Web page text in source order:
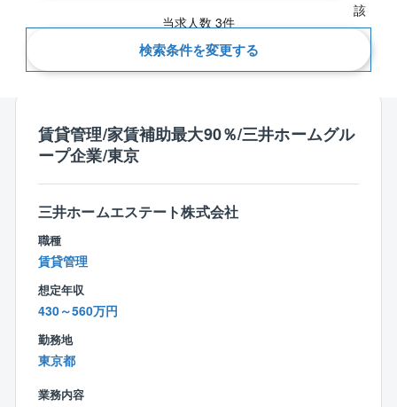
該
当求人数 3件
検索条件を変更する
新着順
賃貸管理/家賃補助最大90％/三井ホームグル
ープ企業/東京
三井ホームエステート株式会社
職種
賃貸管理
想定年収
430～560万円
勤務地
東京都
業務内容